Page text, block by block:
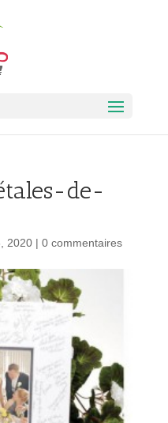
de-
2020| 0 commentaires